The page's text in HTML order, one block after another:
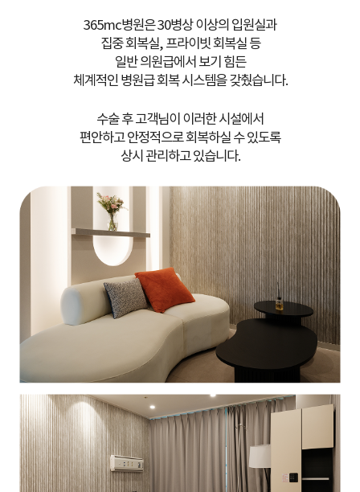
365mc병원은 30병상 이상의 입원실과
집중 회복실, 프라이빗 회복실 등
일반 의원급에서 보기 힘든
체계적인 병원급 회복 시스템을 갖췄습니다.
수술 후 고객님이 이러한 시설에서
편안하고 안정적으로 회복하실 수 있도록
상시 관리하고 있습니다.